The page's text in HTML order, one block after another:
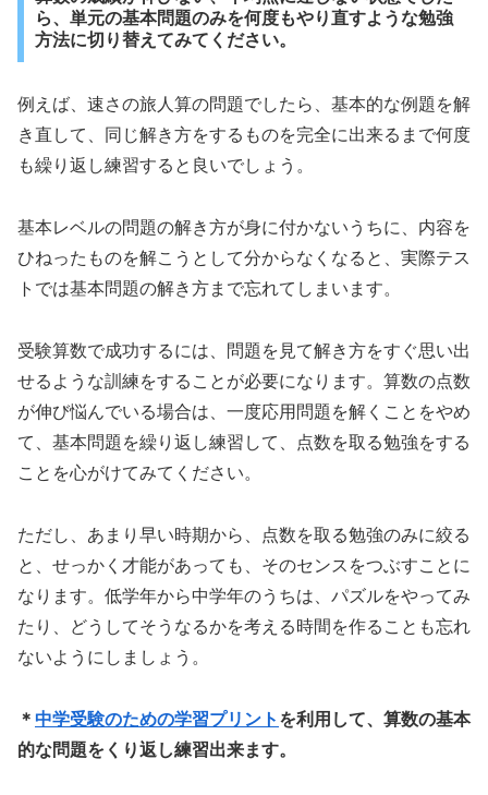
ら、単元の基本問題のみを何度もやり直すような勉強
方法に切り替えてみてください。
例えば、速さの旅人算の問題でしたら、基本的な例題を解
き直して、同じ解き方をするものを完全に出来るまで何度
も繰り返し練習すると良いでしょう。
基本レベルの問題の解き方が身に付かないうちに、内容を
ひねったものを解こうとして分からなくなると、実際テス
トでは基本問題の解き方まで忘れてしまいます。
受験算数で成功するには、問題を見て解き方をすぐ思い出
せるような訓練をすることが必要になります。算数の点数
が伸び悩んでいる場合は、一度応用問題を解くことをやめ
て、基本問題を繰り返し練習して、点数を取る勉強をする
ことを心がけてみてください。
ただし、あまり早い時期から、点数を取る勉強のみに絞る
と、せっかく才能があっても、そのセンスをつぶすことに
なります。低学年から中学年のうちは、パズルをやってみ
たり、どうしてそうなるかを考える時間を作ることも忘れ
ないようにしましょう。
＊ 中学受験のための学習プリント を利用して、算数の基本
的な問題をくり返し練習出来ます。